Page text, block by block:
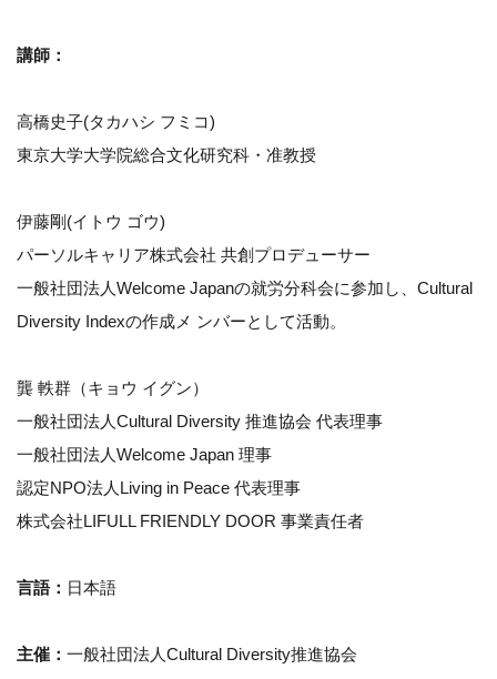
講師：
高橋史子(タカハシ フミコ)
東京大学大学院総合文化研究科・准教授
伊藤剛(イトウ ゴウ)
パーソルキャリア株式会社 共創プロデューサー
一般社団法人Welcome Japanの就労分科会に参加し、Cultural
Diversity Indexの作成メ ンバーとして活動。
龔 軼群（キョウ イグン）
一般社団法人Cultural Diversity 推進協会 代表理事
一般社団法人Welcome Japan 理事
認定NPO法人Living in Peace 代表理事
株式会社LIFULL FRIENDLY DOOR 事業責任者
言語： 日本語
主催： 一般社団法人Cultural Diversity推進協会